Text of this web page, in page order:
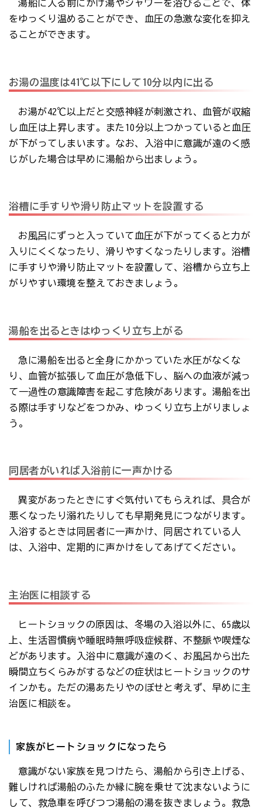
湯船に入る前にかけ湯やシャワーを浴びることで、体
をゆっくり温めることができ、血圧の急激な変化を抑え
ることができます。
お湯の温度は41℃以下にして10分以内に出る
お湯が42℃以上だと交感神経が刺激され、血管が収縮
し血圧は上昇します。また10分以上つかっていると血圧
が下がってしまいます。なお、入浴中に意識が遠のく感
じがした場合は早めに湯船から出ましょう。
浴槽に手すりや滑り防止マットを設置する
お風呂にずっと入っていて血圧が下がってくると力が
入りにくくなったり、滑りやすくなったりします。浴槽
に手すりや滑り防止マットを設置して、浴槽から立ち上
がりやすい環境を整えておきましょう。
湯船を出るときはゆっくり立ち上がる
急に湯船を出ると全身にかかっていた水圧がなくな
り、血管が拡張して血圧が急低下し、脳への血液が減っ
て一過性の意識障害を起こす危険があります。湯船を出
る際は手すりなどをつかみ、ゆっくり立ち上がりましょ
う。
同居者がいれば入浴前に一声かける
異変があったときにすぐ気付いてもらえれば、具合が
悪くなったり溺れたりしても早期発見につながります。
入浴するときは同居者に一声かけ、同居されている人
は、入浴中、定期的に声かけをしてあげてください。
主治医に相談する
ヒートショックの原因は、冬場の入浴以外に、65歳以
上、生活習慣病や睡眠時無呼吸症候群、不整脈や喫煙な
どがあります。入浴中に意識が遠のく、お風呂から出た
瞬間立ちくらみがするなどの症状はヒートショックのサ
インかも。ただの湯あたりやのぼせと考えず、早めに主
治医に相談を。
家族がヒートショックになったら
意識がない家族を見つけたら、湯船から引き上げる、
難しければ湯船のふたか縁に腕を乗せて沈まないように
して、救急車を呼びつつ湯船の湯を抜きましょう。救急